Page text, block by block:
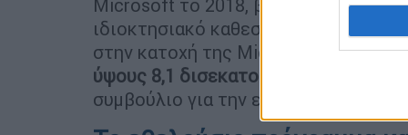
Microsoft το 2018, βρίσκονται σε
ιδιοκτησιακό καθεστώς. Παράλληλα,
στην κατοχή της Microsoft μέσω της
ύψους 8,1 δισεκατομμυρίων δολαρίων
συμβούλιο για την εξέταση των